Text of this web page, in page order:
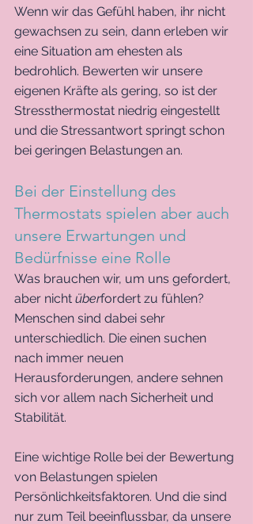
Wenn wir das Gefühl haben, ihr nicht
gewachsen zu sein, dann erleben wir
eine Situation am ehesten als
bedrohlich. Bewerten wir unsere
eigenen Kräfte als gering, so ist der
Stressthermostat niedrig eingestellt
und die Stressantwort springt schon
bei geringen Belastungen an.
Bei der Einstellung des
Thermostats spielen aber auch
unsere Erwartungen und
Bedürfnisse eine Rolle
Was brauchen wir, um uns gefordert,
aber nicht überfordert zu fühlen?
Menschen sind dabei sehr
unterschiedlich. Die einen suchen
nach immer neuen
Herausforderungen, andere sehnen
sich vor allem nach Sicherheit und
Stabilität.
Eine wichtige Rolle bei der Bewertung
von Belastungen spielen
Persönlichkeitsfaktoren. Und die sind
nur zum Teil beeinflussbar, da unsere